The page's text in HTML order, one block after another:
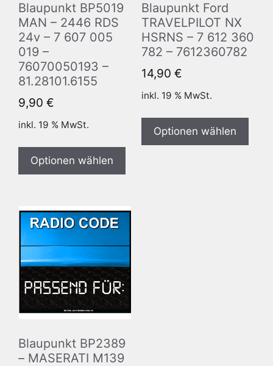
Blaupunkt BP5019
MAN – 2446 RDS
24v – 7 607 005
019 –
76070050193 –
81.28101.6155
9,90 €
inkl. 19 % MwSt.
Optionen wählen
Blaupunkt Ford
TRAVELPILOT NX
HSRNS – 7 612 360
782 – 7612360782
14,90 €
inkl. 19 % MwSt.
Optionen wählen
Blaupunkt BP2389
– MASERATI M139